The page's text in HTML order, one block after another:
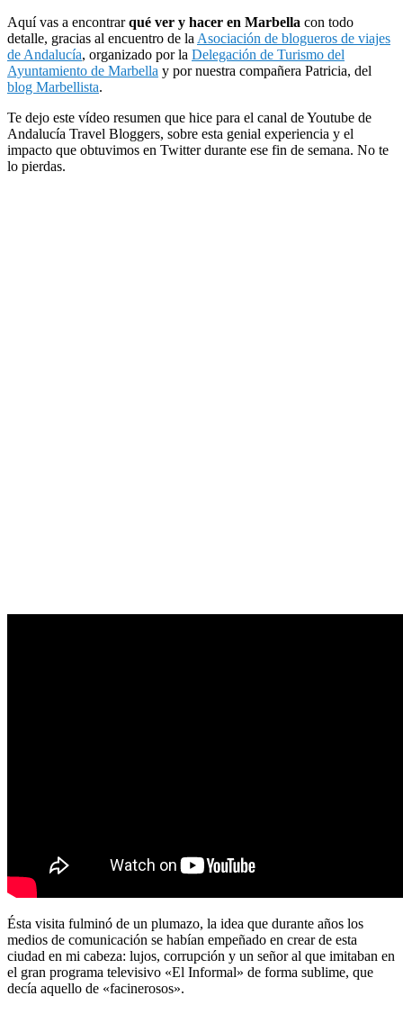
Aquí vas a encontrarqué ver y hacer en Marbella con todo
detalle, gracias al encuentro de la Asociación de blogueros de viajes
de Andalucía, organizado por la Delegación de Turismo del
Ayuntamiento de Marbella y por nuestra compañera Patricia, del
blog Marbellista.
Te dejo este vídeo resumen que hice para el canal de Youtube de
Andalucía Travel Bloggers, sobre esta genial experiencia y el
impacto que obtuvimos en Twitter durante ese fin de semana. No te
lo pierdas.
Ésta visita fulminó de un plumazo, la idea que durante años los
medios de comunicación se habían empeñado en crear de esta
ciudad en mi cabeza: lujos, corrupción y un señor al que imitaban en
el gran programa televisivo «El Informal» de forma sublime, que
decía aquello de «facinerosos».